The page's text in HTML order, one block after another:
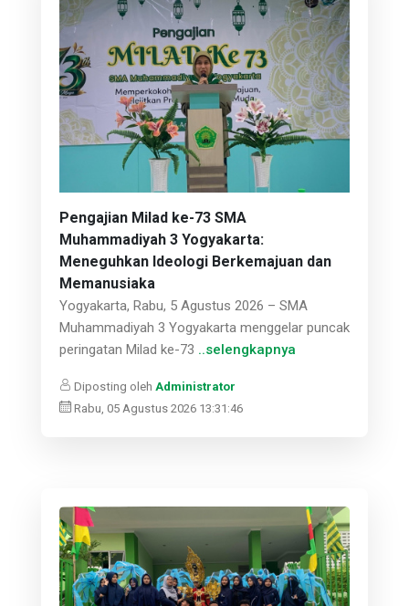
Pengajian Milad ke-73 SMA
Muhammadiyah 3 Yogyakarta:
Meneguhkan Ideologi Berkemajuan dan
Memanusiaka
Yogyakarta, Rabu, 5 Agustus 2026 – SMA
Muhammadiyah 3 Yogyakarta menggelar puncak
peringatan Milad ke-73 ..selengkapnya
Diposting oleh Administrator
Rabu, 05 Agustus 2026 13:31:46